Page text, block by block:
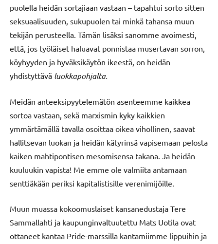
puolella heidän sortajiaan vastaan – tapahtui sorto sitten
seksuaalisuuden, sukupuolen tai minkä tahansa muun
tekijän perusteella. Tämän lisäksi sanomme avoimesti,
että, jos työläiset haluavat ponnistaa musertavan sorron,
köyhyyden ja hyväksikäytön ikeestä, on heidän
yhdistyttävä luokkapohjalta.
Meidän anteeksipyytelemätön asenteemme kaikkea
sortoa vastaan, sekä marxismin kyky kaikkien
ymmärtämällä tavalla osoittaa oikea vihollinen, saavat
hallitsevan luokan ja heidän kätyrinsä vapisemaan pelosta
kaiken mahtipontisen mesomisensa takana. Ja heidän
kuuluukin vapista! Me emme ole valmiita antamaan
senttiäkään periksi kapitalistisille verenimijöille.
Muun muassa kokoomuslaiset kansanedustaja Tere
Sammallahti ja kaupunginvaltuutettu Mats Uotila ovat
ottaneet kantaa Pride-marssilla kantamiimme lippuihin ja